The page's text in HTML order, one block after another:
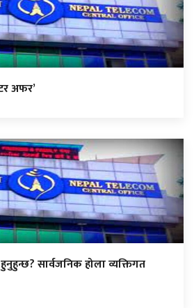
अफर’
सार्वजनिक होला व्यक्तिगत